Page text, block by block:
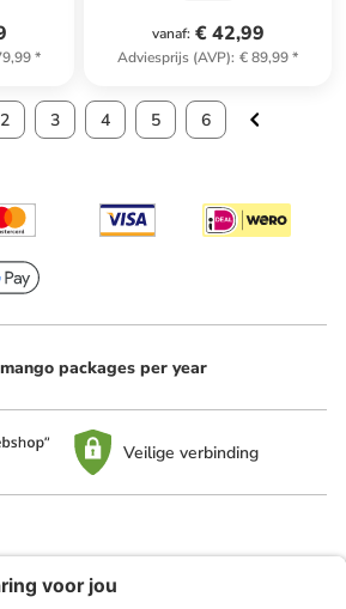
*
vanaf: € 42,99
Adviesprijs (AVP): € 89,99*
2 3 4 5 6
packages per year
Veilige verbinding